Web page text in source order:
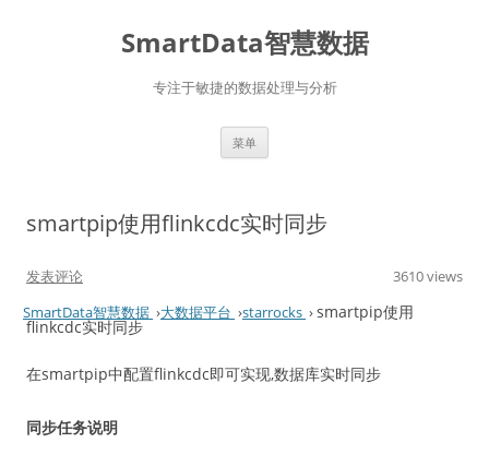
SmartData智慧数据
专注于敏捷的数据处理与分析
菜单
smartpip使用flinkcdc实时同步
发表评论
3610 views
SmartData智慧数据 ›大数据平台 ›starrocks ›smartpip使用
flinkcdc实时同步
在smartpip中配置flinkcdc即可实现,数据库实时同步
同步任务说明